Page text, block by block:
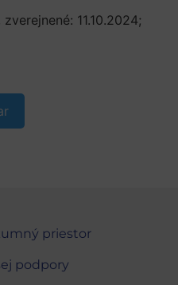
11.10.2024;
priestor
podpory